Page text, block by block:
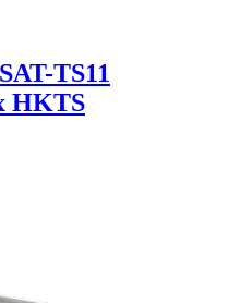
TS11
HKTS